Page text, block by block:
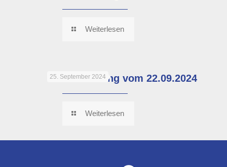
Weiterlesen
25. September 2024
Stadionzeitung vom 22.09.2024
Weiterlesen